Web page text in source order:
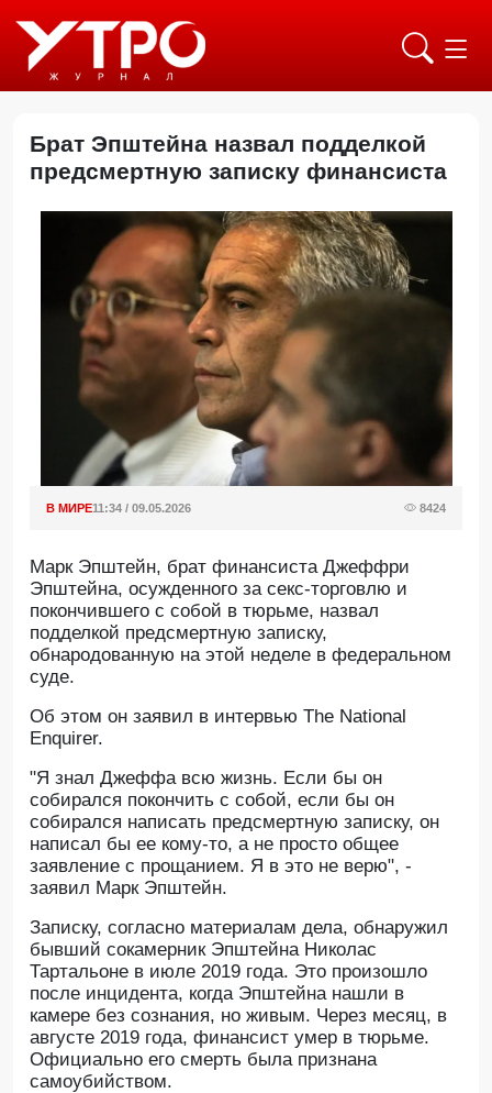
Брат Эпштейна назвал подделкой
предсмертную записку финансиста
В МИРЕ11:34 / 09.05.2026 8424
Марк Эпштейн, брат финансиста Джеффри
Эпштейна, осужденного за секс-торговлю и
покончившего с собой в тюрьме, назвал
подделкой предсмертную записку,
обнародованную на этой неделе в федеральном
суде.
Oб этом он заявил в интервью The National
Enquirer.
"Я знал Джеффа всю жизнь. Если бы он
собирался покончить с собой, если бы он
собирался написать предсмертную записку, он
написал бы ее кому-то, а не просто общее
заявление с прощанием. Я в это не верю", -
заявил Марк Эпштейн.
Записку, согласно материалам дела, обнаружил
бывший сокамерник Эпштейна Николас
Тартальоне в июле 2019 года. Это произошло
после инцидента, когда Эпштейна нашли в
камере без сознания, но живым. Через месяц, в
августе 2019 года, финансист умер в тюрьме.
Официально его смерть была признана
самоубийством.